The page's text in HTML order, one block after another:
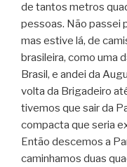
de tantos metros
pessoas. Não passei
mas estive lá, de
brasileira, como uma
Brasil, e andei da
volta da Brigadeiro
tivemos que sair da
compacta que seria
Então descemos a
caminhamos duas